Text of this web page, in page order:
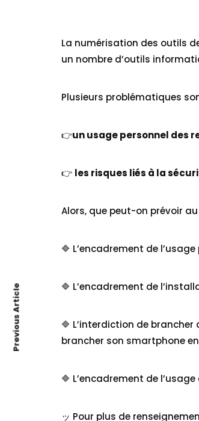
La numérisation des outils
un nombre d’outils
Plusieurs problématiques
👉un usage personnel des
👉 les risques liés à la
Alors, que peut-on prévoir
🔷 L’encadrement de
🔷 L’encadrement de
🔷 L’interdiction de
brancher son smartphone en
🔷 L’encadrement de
ッ Pour plus de
Previous Article